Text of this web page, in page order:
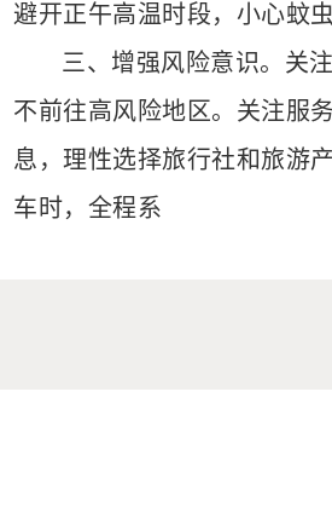
避开正午高温时段，小心蚊
三、增强风险意识。关
不前往高风险地区。关注服
息，理性选择旅行社和旅游
车时，全程系